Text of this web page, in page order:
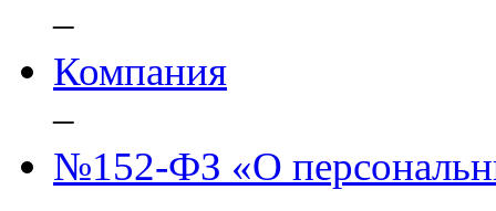
–
Компания
–
№152-ФЗ «О